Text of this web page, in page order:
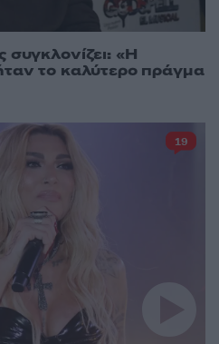
«Η
το καλύτερο πράγμα
19